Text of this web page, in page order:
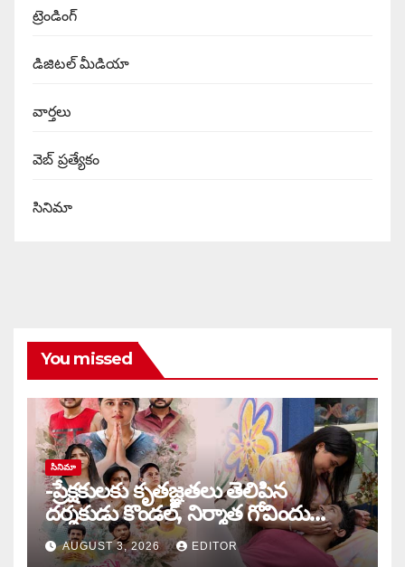
ట్రెండింగ్
డిజిటల్ మీడియా
వార్త‌లు
వెబ్ ప్రత్యేకం
సినిమా
You missed
సినిమా
-ప్రేక్షకులకు కృతజ్ఞతలు తెలిపిన
దర్శకుడు కొండల్, నిర్మాత గోవిందు
కాండ్రేగుల
AUGUST 3, 2026 EDITOR